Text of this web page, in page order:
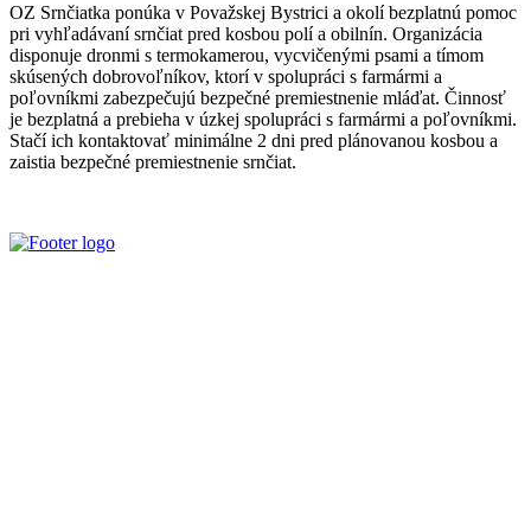
OZ Srnčiatka ponúka v Považskej Bystrici a okolí bezplatnú pomoc
pri vyhľadávaní srnčiat pred kosbou polí a obilnín. Organizácia
disponuje dronmi s termokamerou, vycvičenými psami a tímom
skúsených dobrovoľníkov, ktorí v spolupráci s farmármi a
poľovníkmi zabezpečujú bezpečné premiestnenie mláďat. Činnosť
je bezplatná a prebieha v úzkej spolupráci s farmármi a poľovníkmi.
Stačí ich kontaktovať minimálne 2 dni pred plánovanou kosbou a
zaistia bezpečné premiestnenie srnčiat.